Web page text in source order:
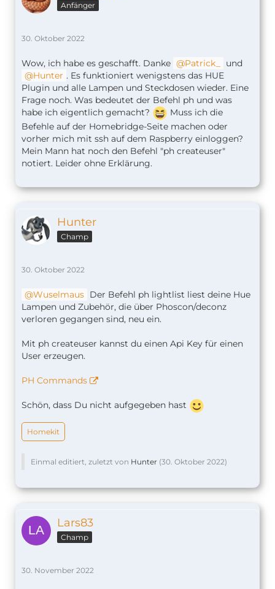
Anfänger
30. Oktober 2022
Wow, ich habe es geschafft. Danke Patrick_
und
Hunter . Es funktioniert wenigstens das HUE
Plugin und alle Lampen und Steckdosen wieder. Eine
Frage noch. Was bedeutet der Befehl ph und was
habe ich eigentlich gemacht?
Muss ich die
Befehle auf der Homebridge-Seite machen oder
vorher mich mit ssh auf dem Raspberry einloggen?
Mein Mann hat noch den Befehl "ph createuser"
notiert. Leider ohne Erklärung.
Hunter
Champ
30. Oktober 2022
Wuselmaus Der Befehl ph lightlist liest deine Hue
Lampen und Zubehör, die über Phoscon/deconz
verloren gegangen sind, neu ein.
Mit ph createuser kannst du einen Api Key für einen
User erzeugen.
PH Commands
Schön, dass Du nicht aufgegeben hast
Homekit
Einmal editiert, zuletzt von Hunter (30. Oktober 2022)
Lars83
Champ
30. November 2022